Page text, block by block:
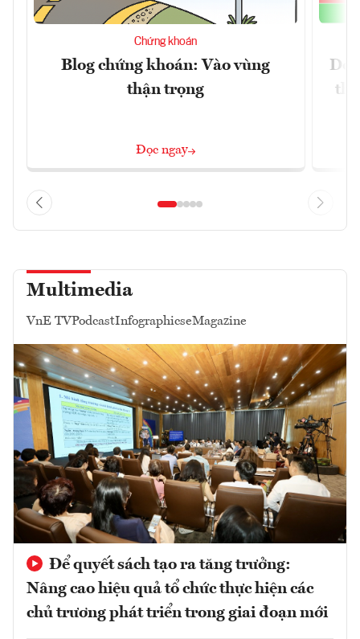
Chứng khoán
Blog chứng khoán: Vào vùng
thận trọng
Đọc ngay
thị
Multimedia
VnE TVPodcastInfographicseMagazine
Để quyết sách tạo ra tăng trưởng:
Nâng cao hiệu quả tổ chức thực hiện các
chủ trương phát triển trong giai đoạn mới